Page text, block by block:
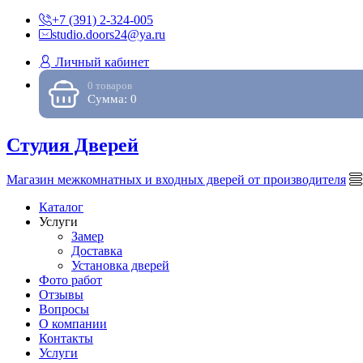
+7 (391) 2-324-005
studio.doors24@ya.ru
Личный кабинет
0 товаров
Сумма: 0
Студия Дверей
Магазин межкомнатных и входных дверей от производителя
Каталог
Услуги
Замер
Доставка
Установка дверей
Фото работ
Отзывы
Вопросы
О компании
Контакты
Услуги